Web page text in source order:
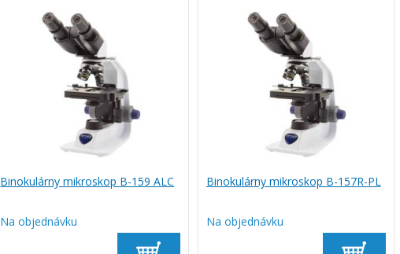
Binokulárny mikroskop B-159 ALC
Na objednávku
Binokulárny mikroskop B-157R-PL
Na objednávku